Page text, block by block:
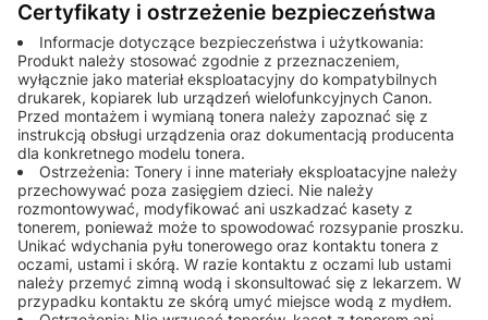
Certyfikaty i ostrzeżenie bezpieczeństwa
Informacje dotyczące bezpieczeństwa i użytkowania:
Produkt należy stosować zgodnie z przeznaczeniem,
wyłącznie jako materiał eksploatacyjny do kompatybilnych
drukarek, kopiarek lub urządzeń wielofunkcyjnych Canon.
Przed montażem i wymianą tonera należy zapoznać się z
instrukcją obsługi urządzenia oraz dokumentacją producenta
dla konkretnego modelu tonera.
Ostrzeżenia: Tonery i inne materiały eksploatacyjne należy
przechowywać poza zasięgiem dzieci. Nie należy
rozmontowywać, modyfikować ani uszkadzać kasety z
tonerem, ponieważ może to spowodować rozsypanie proszku.
Unikać wdychania pyłu tonerowego oraz kontaktu tonera z
oczami, ustami i skórą. W razie kontaktu z oczami lub ustami
należy przemyć zimną wodą i skonsultować się z lekarzem. W
przypadku kontaktu ze skórą umyć miejsce wodą z mydłem.